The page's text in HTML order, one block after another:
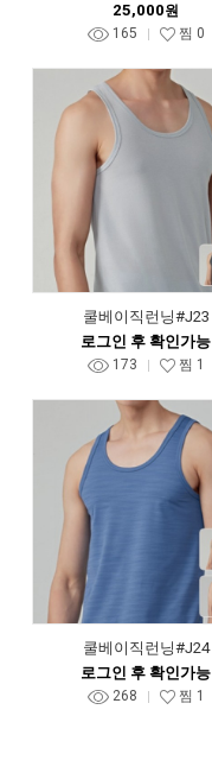
25,000원
165
찜 0
쿨베이직런닝#J23
로그인 후 확인가능
173 찜 1
쿨베이직런닝#J24
로그인 후 확인가능
268 찜 1